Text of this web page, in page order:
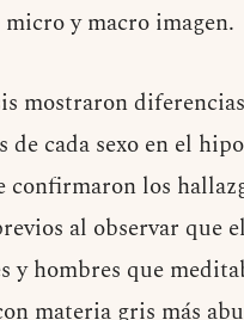
y macro imagen.
mostraron
de cada sexo en el
confirmaron los
al observar que
y hombres que
materia gris más